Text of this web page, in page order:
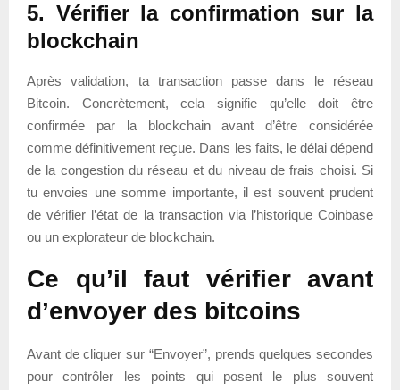
5. Vérifier la confirmation sur la
blockchain
Après validation, ta transaction passe dans le réseau
Bitcoin. Concrètement, cela signifie qu’elle doit être
confirmée par la blockchain avant d’être considérée
comme définitivement reçue. Dans les faits, le délai dépend
de la congestion du réseau et du niveau de frais choisi. Si
tu envoies une somme importante, il est souvent prudent
de vérifier l’état de la transaction via l’historique Coinbase
ou un explorateur de blockchain.
Ce qu’il faut vérifier avant
d’envoyer des bitcoins
Avant de cliquer sur “Envoyer”, prends quelques secondes
pour contrôler les points qui posent le plus souvent